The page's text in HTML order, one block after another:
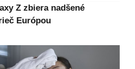
Z zbiera nadšené
Európou